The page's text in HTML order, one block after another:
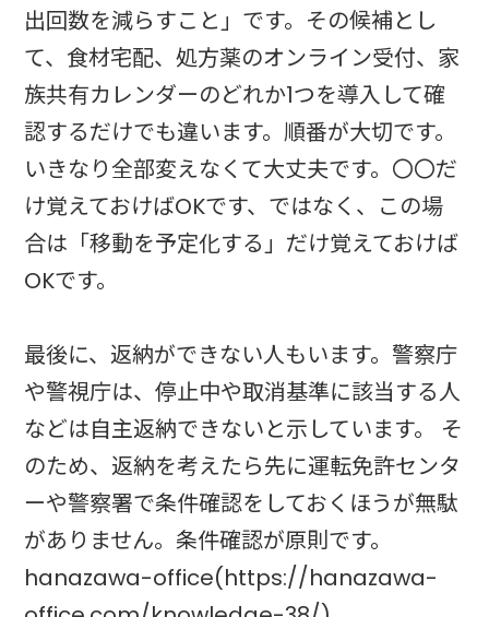
出回数を減らすこと」です。その候補とし
て、食材宅配、処方薬のオンライン受付、家
族共有カレンダーのどれか1つを導入して確
認するだけでも違います。順番が大切です。
いきなり全部変えなくて大丈夫です。〇〇だ
け覚えておけばOKです、ではなく、この場
合は「移動を予定化する」だけ覚えておけば
OKです。
最後に、返納ができない人もいます。警察庁
や警視庁は、停止中や取消基準に該当する人
などは自主返納できないと示しています。 そ
のため、返納を考えたら先に運転免許センタ
ーや警察署で条件確認をしておくほうが無駄
がありません。条件確認が原則です。
hanazawa-office(https://hanazawa-